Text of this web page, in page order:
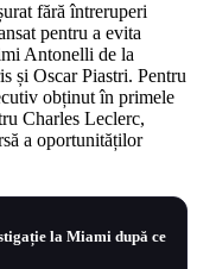
fără întreruperi
pentru a evita
Antonelli de la
și Oscar Piastri. Pentru
obținut în primele
Charles Leclerc,
a oportunităților
la Miami după ce